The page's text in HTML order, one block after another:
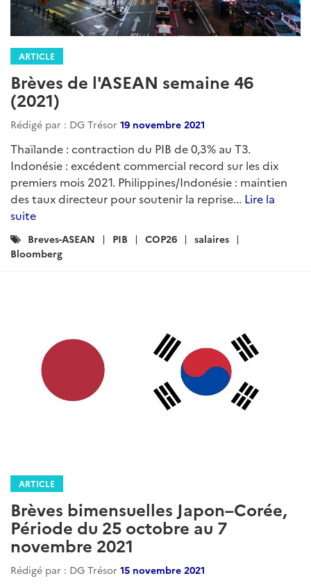
ARTICLE
Brèves de l'ASEAN semaine 46
(2021)
Rédigé par : DG Trésor 19 novembre 2021
Thaïlande : contraction du PIB de 0,3% au T3.
Indonésie : excédent commercial record sur les dix
premiers mois 2021. Philippines/Indonésie : maintien
des taux directeur pour soutenir la reprise... Lire la
suite
Catégories
:
Breves-ASEAN PIB COP26
salaires
Bloomberg
ARTICLE
Brèves bimensuelles Japon–Corée,
Période du 25 octobre au 7
novembre 2021
Rédigé par : DG Trésor 15 novembre 2021